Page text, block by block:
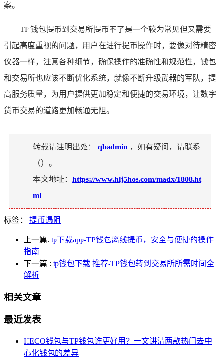
案。
TP 钱包提币到交易所提币不了是一个较为常见但又需要
引起高度重视的问题，用户在进行提币操作时，要像对待精密
仪器一样，注意各种细节，确保操作的准确性和规范性，钱包
和交易所也应该不断优化系统，就像不断升级武器的军队，提
高服务质量，为用户提供更加稳定和便捷的交易环境，让数字
货币交易的道路更加畅通无阻。
转载请注明出处： qbadmin ，如有疑问，请联系
（）。
本文地址： https://www.hlj5hos.com/madx/1808.ht
ml
标签： 提币遇阻
上一篇: tp下载app-TP钱包离线提币，安全与便捷的操作
指南
下一篇 : tp钱包下载 推荐-TP钱包转到交易所所需时间全
解析
相关文章
最近发表
HECO钱包与TP钱包谁更好用？一文讲清两款热门去中
心化钱包的差异